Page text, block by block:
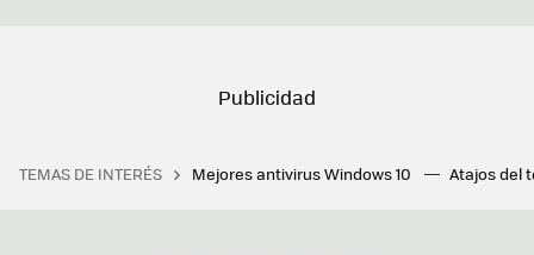
TEMAS DE INTERÉS Mejores antivirus Windows 10 Atajos del